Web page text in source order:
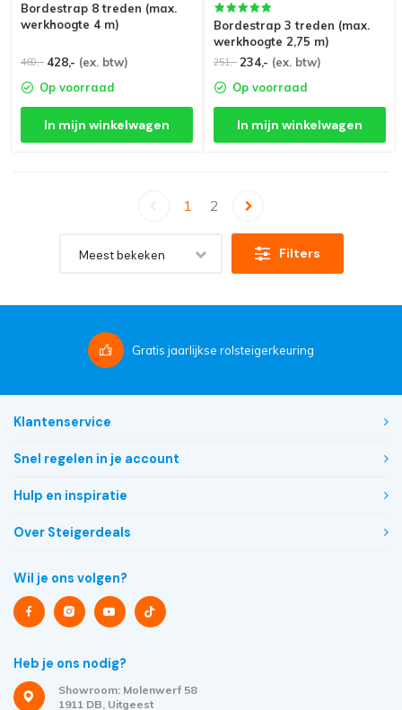
Bordestrap 8 treden (max.
werkhoogte 4 m)
460,- 428,- (ex. btw)
Op voorraad
In mijn winkelwagen
Bordestrap 3 treden (max.
werkhoogte 2,75 m)
251,- 234,- (ex. btw)
Op voorraad
In mijn winkelwagen
1 2
Meest bekeken Filters
Gratis jaarlijkse rolsteigerkeuring
Klantenservice
Snel regelen in je account
Hulp en inspiratie
Over Steigerdeals
Wil je ons volgen?
Heb je ons nodig?
Showroom: Molenwerf 58
1911 DB, Uitgeest